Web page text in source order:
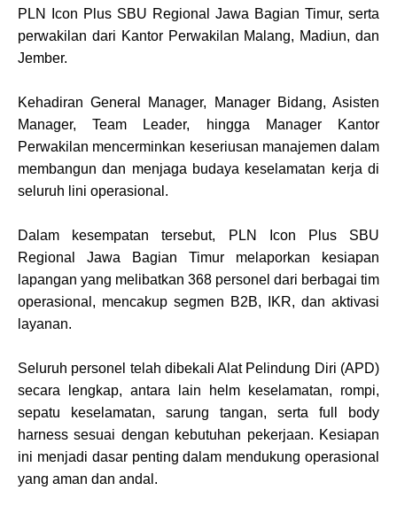
PLN Icon Plus SBU Regional Jawa Bagian Timur, serta
perwakilan dari Kantor Perwakilan Malang, Madiun, dan
Jember.
Kehadiran General Manager, Manager Bidang, Asisten
Manager, Team Leader, hingga Manager Kantor
Perwakilan mencerminkan keseriusan manajemen dalam
membangun dan menjaga budaya keselamatan kerja di
seluruh lini operasional.
Dalam kesempatan tersebut, PLN Icon Plus SBU
Regional Jawa Bagian Timur melaporkan kesiapan
lapangan yang melibatkan 368 personel dari berbagai tim
operasional, mencakup segmen B2B, IKR, dan aktivasi
layanan.
Seluruh personel telah dibekali Alat Pelindung Diri (APD)
secara lengkap, antara lain helm keselamatan, rompi,
sepatu keselamatan, sarung tangan, serta full body
harness sesuai dengan kebutuhan pekerjaan. Kesiapan
ini menjadi dasar penting dalam mendukung operasional
yang aman dan andal.